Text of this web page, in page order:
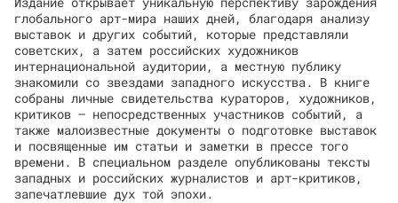
глобального арт-мира наших дней, благодаря анализу
выставок и других событий, которые представляли
советских, а затем российских художников
интернациональной аудитории, а местную публику
знакомили со звездами западного искусства. В книге
собраны личные свидетельства кураторов, художников,
критиков – непосредственных участников событий, а
также малоизвестные документы о подготовке выставок
и посвященные им статьи и заметки в прессе того
времени. В специальном разделе опубликованы тексты
западных и российских журналистов и арт-критиков,
запечатлевшие дух той эпохи.